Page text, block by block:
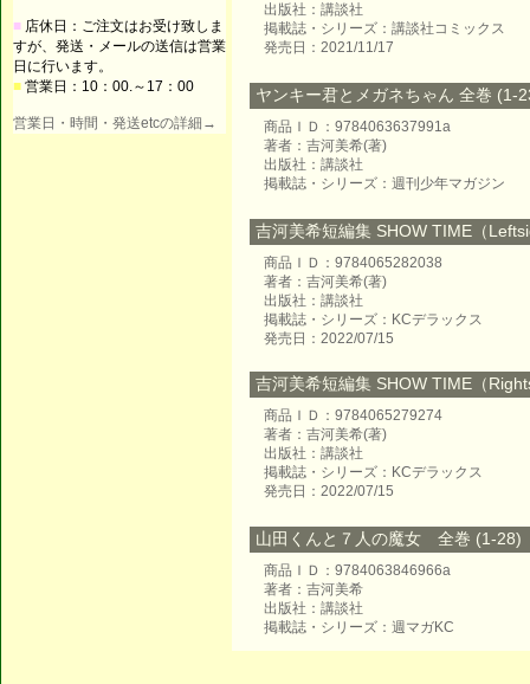
■ 店休日：ご注文はお受け致しま
すが、発送・メールの送信は営業
日に行います。
■ 営業日：10：00.～17：00
営業日・時間・発送etcの詳細→
出版社：講談社
掲載誌・シリーズ：講談社コミックス
発売日：2021/11/17
ヤンキー君とメガネちゃん 全巻 (1-
商品ＩＤ：9784063637991a
著者：吉河美希(著)
出版社：講談社
掲載誌・シリーズ：週刊少年マガジン
吉河美希短編集 SHOW TIME（
商品ＩＤ：9784065282038
著者：吉河美希(著)
出版社：講談社
掲載誌・シリーズ：KCデラックス
発売日：2022/07/15
吉河美希短編集 SHOW TIME（
商品ＩＤ：9784065279274
著者：吉河美希(著)
出版社：講談社
掲載誌・シリーズ：KCデラックス
発売日：2022/07/15
山田くんと７人の魔女 全巻 (1-28)
商品ＩＤ：9784063846966a
著者：吉河美希
出版社：講談社
掲載誌・シリーズ：週マガKC